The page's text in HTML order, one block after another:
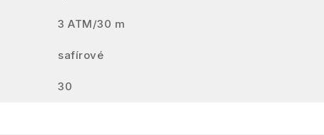
3 ATM/30 m
safírové
30